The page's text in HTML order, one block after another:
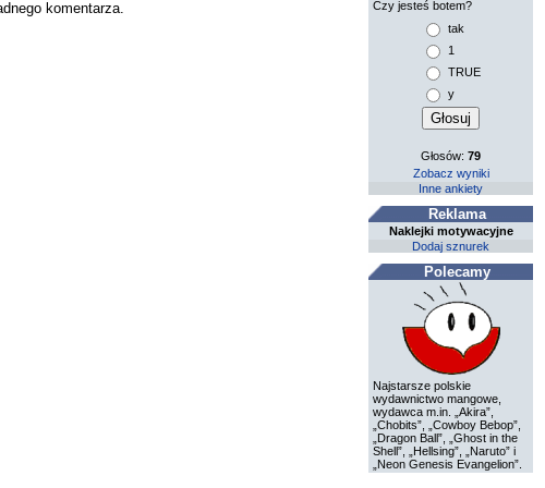
komentarza.
Czy jesteś botem?
tak
1
TRUE
y
Głosów:79
Zobacz wyniki
Inne ankiety
Reklama
Naklejki motywacyjne
Dodaj sznurek
Polecamy
Najstarsze polskie
wydawnictwo mangowe,
wydawca m.in. „Akira”,
„Chobits”, „Cowboy Bebop”,
„Dragon Ball”, „Ghost in the
Shell”, „Hellsing”, „Naruto” i
„Neon Genesis Evangelion”.